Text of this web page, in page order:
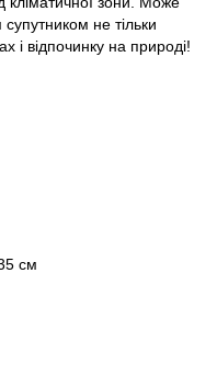
не тільки
і відпочинку на природі!
см